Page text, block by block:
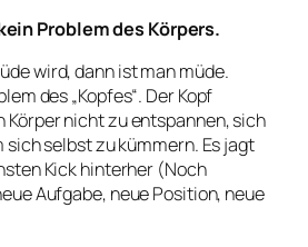
Problem des Körpers.
wird, dann ist man müde.
des „Kopfes“. Der Kopf
Körper nicht zu entspannen, sich
sich selbst zu kümmern. Es jagt
Kick hinterher (Noch
Aufgabe, neue Position, neue